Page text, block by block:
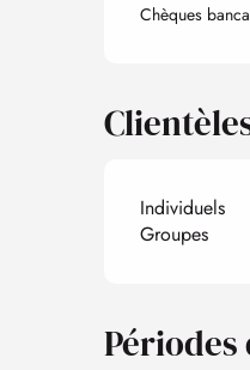
Chèques
Individuels
Groupes